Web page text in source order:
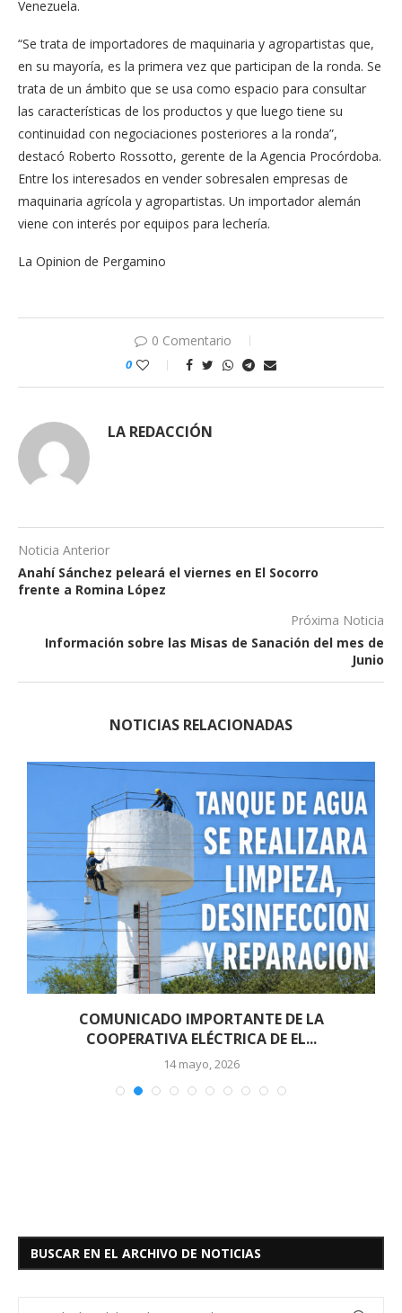
Venezuela.
“Se trata de importadores de maquinaria y agropartistas que,
en su mayoría, es la primera vez que participan de la ronda. Se
trata de un ámbito que se usa como espacio para consultar
las características de los productos y que luego tiene su
continuidad con negociaciones posteriores a la ronda”,
destacó Roberto Rossotto, gerente de la Agencia Procórdoba.
Entre los interesados en vender sobresalen empresas de
maquinaria agrícola y agropartistas. Un importador alemán
viene con interés por equipos para lechería.
La Opinion de Pergamino
0 Comentario
0
LA REDACCIÓN
Noticia Anterior
Anahí Sánchez peleará el viernes en El Socorro
frente a Romina López
Próxima Noticia
Información sobre las Misas de Sanación del mes de
Junio
NOTICIAS RELACIONADAS
COMUNICADO IMPORTANTE DE LA
COOPERATIVA ELÉCTRICA DE EL...
14 mayo, 2026
BUSCAR EN EL ARCHIVO DE NOTICIAS